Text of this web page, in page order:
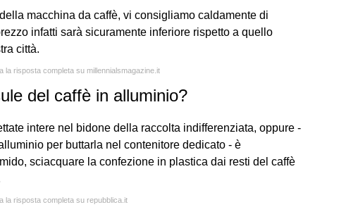
macchina da caffè, vi consigliamo caldamente di
infatti sarà sicuramente inferiore rispetto a quello
città.
la risposta completa su millennialsmagazine.it
del caffè in alluminio?
intere nel bidone della raccolta indifferenziata, oppure -
per buttarla nel contenitore dedicato - è
sciacquare la confezione in plastica dai resti del caffè
la risposta completa su repubblica.it